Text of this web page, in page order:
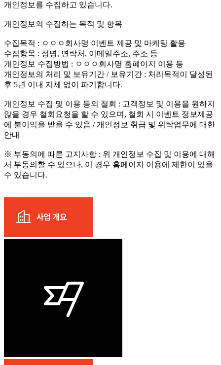
개인정보를 수집하고 있습니다.
개인정보의 수집하는 목적 및 항목
수집목적 : ㅇㅇㅇ회사명 이벤트 제공 및 마케팅 활용
수집항목 : 성명, 연락처, 이메일주소, 주소 등
개인정보 수집방법 : ㅇㅇㅇ회사명 홈페이지 이용 등
개인정보의 처리 및 보유기간 / 보유기간 : 처리목적이 달성된
후 5년 이내 지체 없이 파기합니다.
개인정보 수집 및 이용 등의 철회 : 고객정보 및 이용을 원하지
않을 경우 철회요청을 할 수 있으며, 철회 시 이벤트 정보제공
에 불이익을 받을 수 있음 / 개인정보 취급 및 위탁업무에 대한
안내
※ 부동의에 따른 고지사항 : 위 개인정보 수집 및 이용에 대해
서 부동의할 수 있으나, 이 경우 홈페이지 이용에 제한이 있을
수 있습니다.